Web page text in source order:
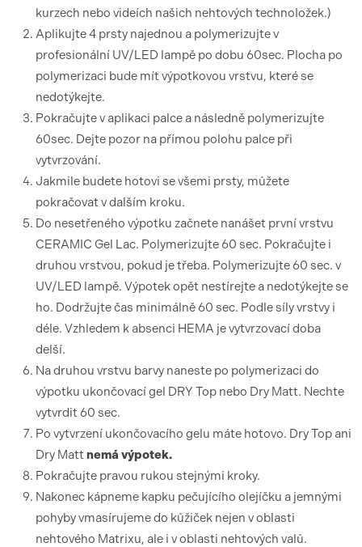
kurzech nebo videích našich nehtových technoložek.)
Aplikujte 4 prsty najednou a polymerizujte v
profesionální UV/LED lampě po dobu 60sec. Plocha po
polymerizaci bude mít výpotkovou vrstvu, které se
nedotýkejte.
Pokračujte v aplikaci palce a následně polymerizujte
60sec. Dejte pozor na přímou polohu palce při
vytvrzování.
Jakmile budete hotovi se všemi prsty, můžete
pokračovat v dalším kroku.
Do nesetřeného výpotku začnete nanášet první vrstvu
CERAMIC Gel Lac. Polymerizujte 60 sec. Pokračujte i
druhou vrstvou, pokud je třeba. Polymerizujte 60 sec. v
UV/LED lampě. Výpotek opět nestírejte a nedotýkejte se
ho. Dodržujte čas minimálně 60 sec. Podle síly vrstvy i
déle. Vzhledem k absenci HEMA je vytvrzovací doba
delší.
Na druhou vrstvu barvy naneste po polymerizaci do
výpotku ukončovací gel DRY Top nebo Dry Matt. Nechte
vytvrdit 60 sec.
Po vytvrzení ukončovacího gelu máte hotovo. Dry Top ani
Dry Mattnemá výpotek.
Pokračujte pravou rukou stejnými kroky.
Nakonec kápneme kapku pečujícího olejíčku a jemnými
pohyby vmasírujeme do kůžiček nejen v oblasti
nehtového Matrixu, ale i v oblasti nehtových valů.